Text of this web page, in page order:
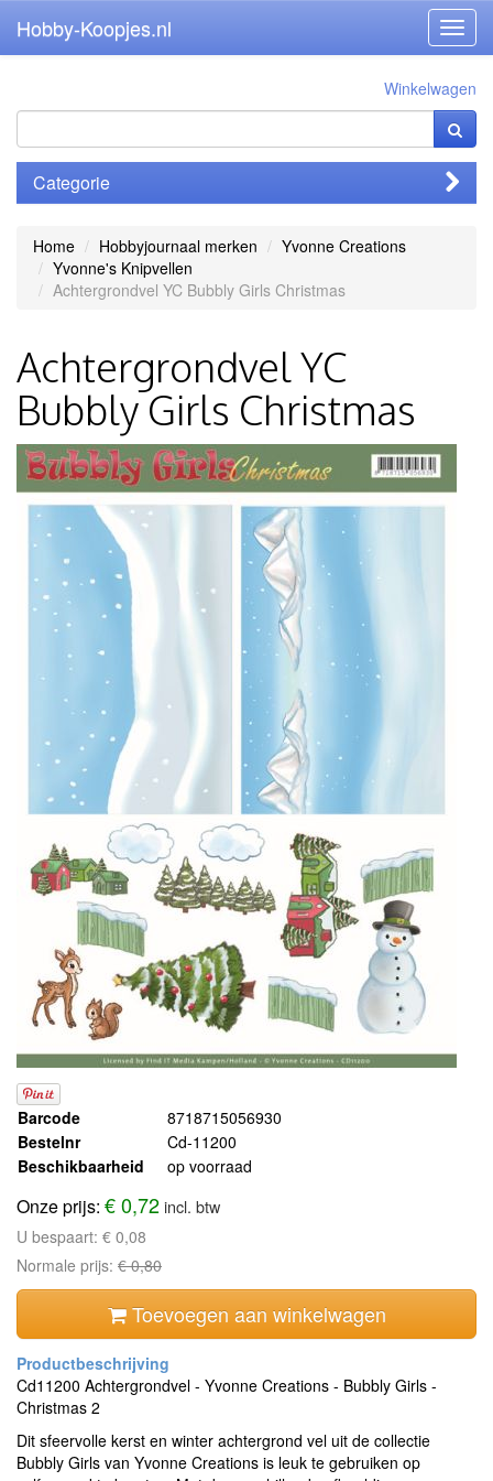
Hobby-Koopjes.nl
Winkelwagen
Categorie
Home Hobbyjournaal merken
Yvonne Creations
Yvonne's Knipvellen
Achtergrondvel YC Bubbly Girls Christmas
Achtergrondvel YC
Bubbly Girls Christmas
Barcode
8718715056930
Bestelnr
Cd-11200
Beschikbaarheid
op voorraad
Onze prijs: € 0,72incl. btw
U bespaart: € 0,08
Normale prijs: € 0,80
Toevoegen aan winkelwagen
Cd11200 Achtergrondvel - Yvonne Creations - Bubbly Girls -
Christmas 2
Dit sfeervolle kerst en winter achtergrond vel uit de collectie
Bubbly Girls van Yvonne Creations is leuk te gebruiken op